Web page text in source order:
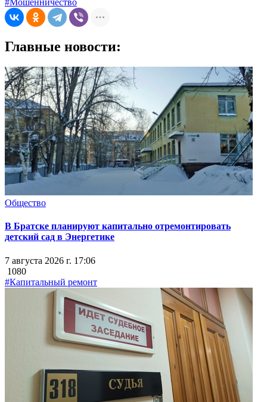
#Мошенничество
Главные новости:
Общество
В Братске планируют капитально отремонтировать
детский сад в Энергетике
7 августа 2026 г. 17:06
1080
#Капитальный ремонт